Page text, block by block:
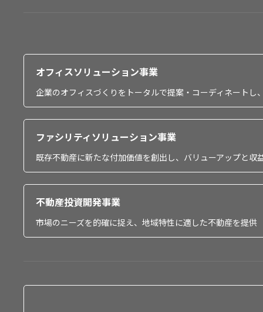
オフィスソリューション事業
企業のオフィスづくりをトータルで提案・コーディネート
ファシリティソリューション事業
既存不動産に新たな付加価値を創出し、バリューアップと収
不動産投資開発事業
市場のニーズを的確に捉え、地域特性に適した不動産を提供